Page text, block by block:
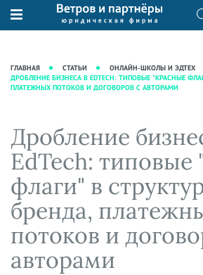
О нас
Рекомендации
Преимущества юридической
фирмы
Кейсы
Вакансии
Юридические услуги
Ведение судебных дел
Интеллектуальная собственность
Налоговая практика
Сопровождение бизнеса
Ведение уголовных дел
Защита активов
Ведение дел о банкротстве
База знаний
Журнал "Секреты арбитражной
практики"
Аудиоподкасты
Видеоподкасты
Справочная
Вопросы-ответы
Вебинары и семинары
Прямые эфиры
ГЛАВНАЯ СТАТЬИ
ОНЛАЙН-ШКОЛЫ И ЭДТЕХ
ДРОБЛЕНИЕ БИЗНЕСА В EDTECH: ТИПОВЫЕ "КРАСНЫЕ
ПЛАТЕЖНЫХ ПОТОКОВ И ДОГОВОРОВ С АВТОРАМИ
Дробление
EdTech: типовые
флаги" в
бренда,
потоков и
авторами